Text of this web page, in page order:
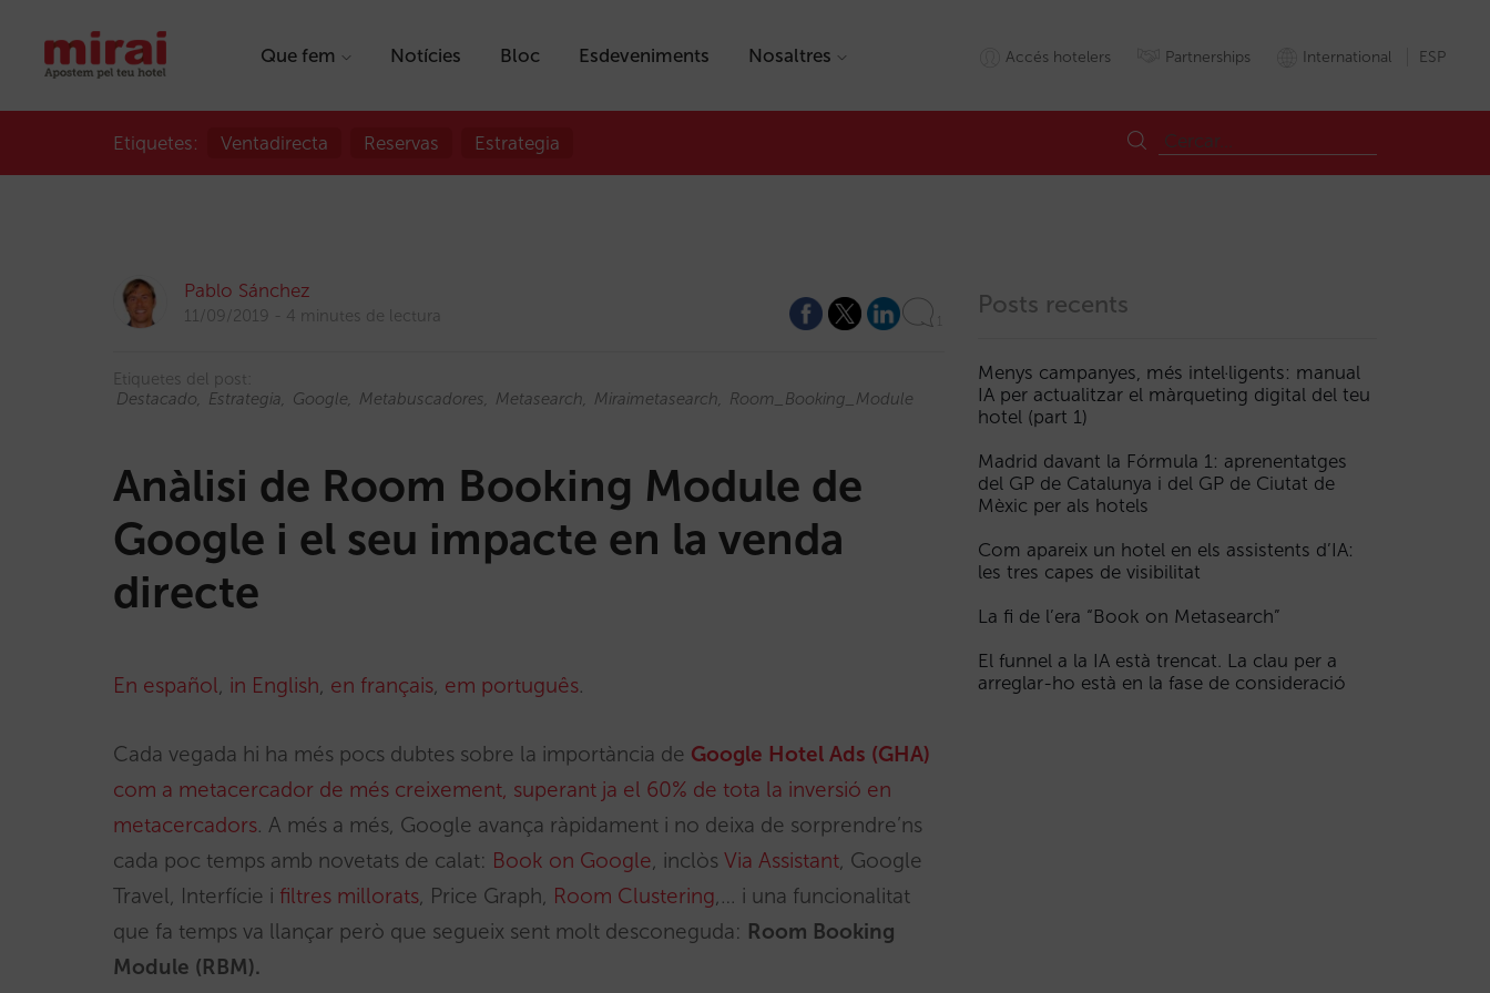
Que fem Notícies Bloc Esdeveniments Nosaltres Accés hotelers Partnerships International ESP
Etiquetes: Ventadirecta Reservas Estrategia
Pablo Sánchez
11/09/2019 4 minutes de lectura
Etiquetes del post:
Destacado
Estrategia Google Metabuscadores Metasearch Miraimetasearch Room_Booking_Module
Anàlisi de Room Booking Module de
Google i el seu impacte en la venda
directe
En español, in English, en français, em português.
Cada vegada hi ha més pocs dubtes sobre la importància de Google Hotel Ads (GHA)
com a metacercador de més creixement, superant ja el 60% de tota la inversió en
metacercadors. A més a més, Google avança ràpidament i no deixa de sorprendre’ns
cada poc temps amb novetats de calat: Book on Google, inclòs Via Assistant, Google
Travel, Interfície i filtres millorats, Price Graph, Room Clustering,… i una funcionalitat
que fa temps va llançar però que segueix sent molt desconeguda: Room Booking
Module (RBM).
Posts recents
Menys campanyes, més intel·ligents: manual
IA per actualitzar el màrqueting digital del teu
hotel (part 1)
Madrid davant la Fórmula 1: aprenentatges
del GP de Catalunya i del GP de Ciutat de
Mèxic per als hotels
Com apareix un hotel en els assistents d’IA:
les tres capes de visibilitat
La fi de l’era “Book on Metasearch”
El funnel a la IA està trencat. La clau per a
arreglar-ho està en la fase de consideració